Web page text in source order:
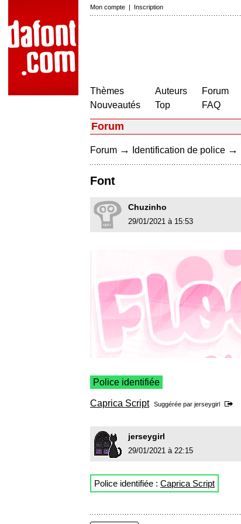
Mon compte | Inscription
Thèmes
Nouveautés
Auteurs
Top
Forum
FAQ
Forum
Forum → Identification de police →
Font
Chuzinho
29/01/2021 à 15:53
Police identifiée
Caprica Script Suggérée par jerseygirl
jerseygirl
29/01/2021 à 22:15
Police identifiée : Caprica Script